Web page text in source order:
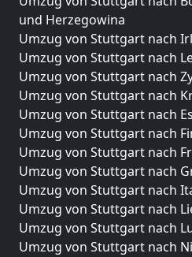
und Herzegowina
Umzug von Stuttgart nach
Umzug von Stuttgart nach
Umzug von Stuttgart nach
Umzug von Stuttgart nach
Umzug von Stuttgart nach
Umzug von Stuttgart nach
Umzug von Stuttgart nach
Umzug von Stuttgart nach
Umzug von Stuttgart nach
Umzug von Stuttgart nach
Umzug von Stuttgart nach
Umzug von Stuttgart nach